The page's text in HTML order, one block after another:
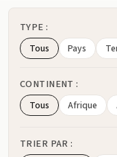
TYPE :
Tous Pays
CONTINENT :
Tous Afrique
TRIER PAR :